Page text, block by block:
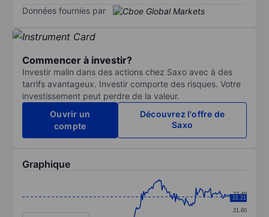
Données fournies par
Commencer à investir?
Investir malin dans des actions chez Saxo avec à des
tarrifs avantageux. Investir comporte des risques. Votre
investissement peut perdre de la valeur.
Ouvrir un
compte
Découvrez l'offre de
Saxo
Graphique
Line chart with 203 data points.
21,60
22,40
22,21